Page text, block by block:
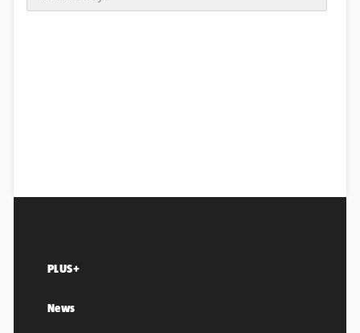
PLUS+
News